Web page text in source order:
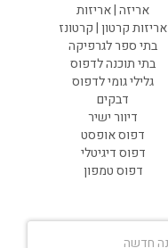
אריזה | אריזות
אריזות קרטון | קרטונז
בתי ספר לגרפיקה
בתי תוכנה לדפוס
גלילי גומי לדפוס
דבקים
דיוור ישיר
דפוס אופסט
דפוס דיגיטלי
דפוס טמפון